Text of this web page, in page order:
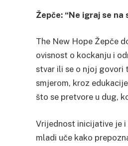
Žepče: “Ne igraj se
The New Hope Žepče
ovisnost o kockanju i
stvar ili se o njoj govori
smjerom, kroz
što se pretvore u dug,
Vrijednost inicijative je
mladi uče kako